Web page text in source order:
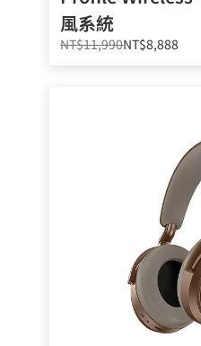
風系統
NT$11,990NT$8,888